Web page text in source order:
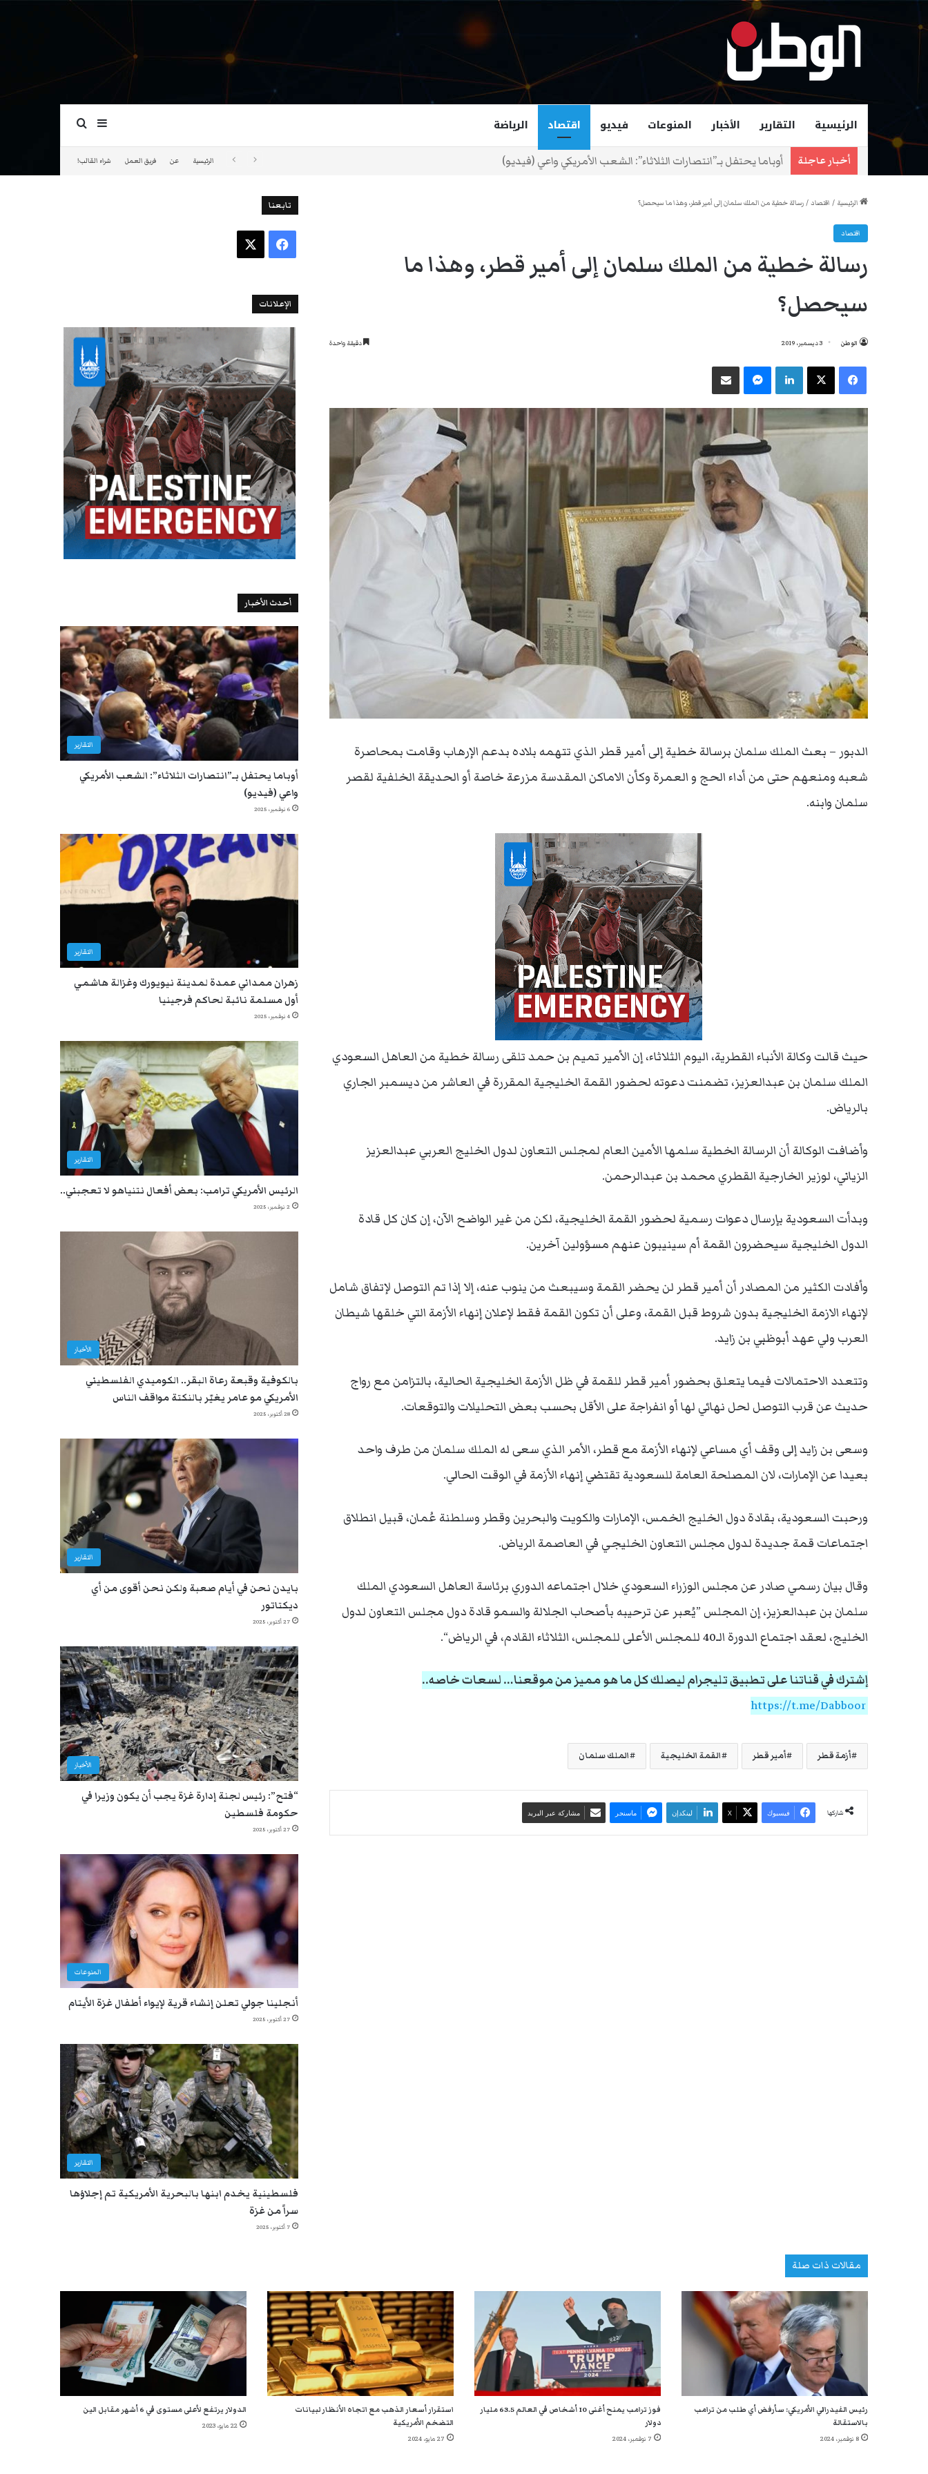
الرئيسية التقارير الأخبار المنوعات فيديو اقتصاد الرياضة إضافة عمود جانبي
بحث عن
أخبار عاجلة زهران ممداني عمدة لمدينة نيويورك وغزالة هاشمي أول مسلمة نائبة لحاكم فرجينيا الرئيسية عن فريق العمل شراء القالب!
الرئيسية / اقتصاد/رسالة خطية من الملك سلمان إلى أمير قطر، وهذا ما سيحصل؟
اقتصاد
رسالة خطية من الملك سلمان إلى أمير قطر، وهذا ما
سيحصل؟
الوطن 3 ديسمبر، 2019 دقيقة واحدة
فيسبوك ‫X لينكدإن ماسنجر مشاركة عبر البريد
الدبور – بعث الملك سلمان برسالة خطية إلى أمير قطر الذي تتهمه بلاده بدعم الإرهاب وقامت بمحاصرة
شعبه ومنعهم حتى من أداء الحج و العمرة وكأن الاماكن المقدسة مزرعة خاصة أو الحديقة الخلفية لقصر
سلمان وابنه.
حيث قالت وكالة الأنباء القطرية، اليوم الثلاثاء، إن الأمير تميم بن حمد تلقى رسالة خطية من العاهل السعودي
الملك سلمان بن عبدالعزيز، تضمنت دعوته لحضور القمة الخليجية المقررة في العاشر من ديسمبر الجاري
بالرياض.
وأضافت الوكالة أن الرسالة الخطية سلمها الأمين العام لمجلس التعاون لدول الخليج العربي عبدالعزيز
الزياني، لوزير الخارجية القطري محمد بن عبدالرحمن.
وبدأت السعودية بإرسال دعوات رسمية لحضور القمة الخليجية، لكن من غير الواضح الآن، إن كان كل قادة
الدول الخليجية سيحضرون القمة أم سينيبون عنهم مسؤولين آخرين.
وأفادت الكثير من المصادر أن أمير قطر لن يحضر القمة وسيبعث من ينوب عنه، إلا إذا تم التوصل لإتفاق شامل
لإنهاء الازمة الخليجية بدون شروط قبل القمة، وعلى أن تكون القمة فقط لإعلان إنهاء الأزمة التي خلقها شيطان
العرب ولي عهد أبوظبي بن زايد.
وتتعدد الاحتمالات فيما يتعلق بحضور أمير قطر للقمة في ظل الأزمة الخليجية الحالية، بالتزامن مع رواج
حديث عن قرب التوصل لحل نهائي لها أو انفراجة على الأقل بحسب بعض التحليلات والتوقعات.
وسعى بن زايد إلى وقف أي مساعي لإنهاء الأزمة مع قطر، الأمر الذي سعى له الملك سلمان من طرف واحد
بعيدا عن الإمارات، لان المصلحة العامة للسعودية تقتضي إنهاء الأزمة في الوقت الحالي.
ورحبت السعودية، بقادة دول الخليج الخمس، الإمارات والكويت والبحرين وقطر وسلطنة عُمان، قبيل انطلاق
اجتماعات قمة جديدة لدول مجلس التعاون الخليجي في العاصمة الرياض.
وقال بيان رسمي صادر عن مجلس الوزراء السعودي خلال اجتماعه الدوري برئاسة العاهل السعودي الملك
سلمان بن عبدالعزيز، إن المجلس ”يُعبر عن ترحيبه بأصحاب الجلالة والسمو قادة دول مجلس التعاون لدول
الخليج، لعقد اجتماع الدورة الـ40 للمجلس الأعلى للمجلس، الثلاثاء القادم، في الرياض“.
إشترك في قناتنا على تطبيق تليجرام ليصلك كل ما هو مميز من موقعنا… لسعات خاصه..
https://t.me/Dabboor
أزمة قطر أمير قطر القمة الخليجية الملك سلمان
شاركها فيسبوك ‫X لينكدإن ماسنجر مشاركة عبر البريد
تابعنا
فيسبوك
الإعلانات
أحدث الأخبار
التقارير
أوباما يحتفل بـ”انتصارات الثلاثاء”: الشعب الأمريكي
واعي (فيديو)
6 نوفمبر، 2025
التقارير
زهران ممداني عمدة لمدينة نيويورك وغزالة هاشمي
أول مسلمة نائبة لحاكم فرجينيا
4 نوفمبر، 2025
التقارير
الرئيس الأمريكي ترامب: بعض أفعال نتنياهو لا تعجبني..
2 نوفمبر، 2025
الأخبار
بالكوفية وقبعة رعاة البقر.. الكوميدي الفلسطيني
الأمريكي مو عامر يغيّر بالنكتة مواقف الناس
28 أكتوبر، 2025
التقارير
بايدن نحن في أيام صعبة ولكن نحن أقوى من أي
ديكتاتور
27 أكتوبر، 2025
الأخبار
“فتح”: رئيس لجنة إدارة غزة يجب أن يكون وزيرا في
حكومة فلسطين
27 أكتوبر، 2025
المنوعات
أنجلينا جولي تعلن إنشاء قرية لإيواء أطفال غزة الأيتام
27 أكتوبر، 2025
التقارير
فلسطينية يخدم ابنها بالبحرية الأمريكية تم إجلاؤها
سراً من غزة
7 أكتوبر، 2025
مقالات ذات صلة
رئيس الفيدرالي الأمريكي: سأرفض أي طلب من ترامب
بالاستقالة
8 نوفمبر، 2024
فوز ترامب يمنح أغنى 10 أشخاص في العالم 63.5 مليار
دولار
7 نوفمبر، 2024
استقرار أسعار الذهب مع اتجاه الأنظار لبيانات
التضخم الأمريكية
27 مايو، 2024
الدولار يرتفع لأعلى مستوى في 6 أشهر مقابل الين
22 مايو، 2023